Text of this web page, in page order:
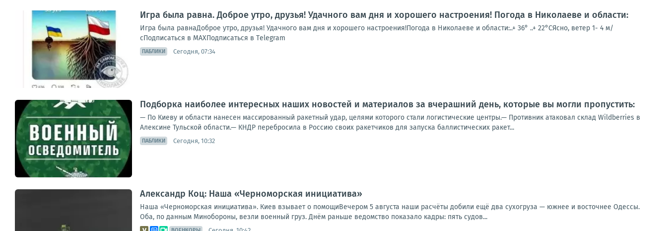
Игра была равна. Доброе утро, друзья! Удачного вам дня и хорошего настроения! Погода в Николаеве и области:
Игра была равнаДоброе утро, друзья! Удачного вам дня и хорошего настроения!Погода в Николаеве и области:..+ 36° ..+ 22°СЯсно, ветер 1- 4 м/
сПодписаться в МАХПодписаться в Тelegram
ПАБЛИКИ Сегодня, 07:34
Подборка наиболее интересных наших новостей и материалов за вчерашний день, которые вы могли пропустить:
— По Киеву и области нанесен массированный ракетный удар, целями которого стали логистические центры.— Противник атаковал склад Wildberries в
Алексине Тульской области.— КНДР перебросила в Россию своих ракетчиков для запуска баллистических ракет...
ПАБЛИКИ Сегодня, 10:32
Александр Коц: Наша «Черноморская инициатива»
Наша «Черноморская инициатива». Киев взывает о помощиВечером 5 августа наши расчёты добили ещё два сухогруза — южнее и восточнее Одессы.
Оба, по данным Минобороны, везли военный груз. Днём раньше ведомство показало кадры: пять судов...